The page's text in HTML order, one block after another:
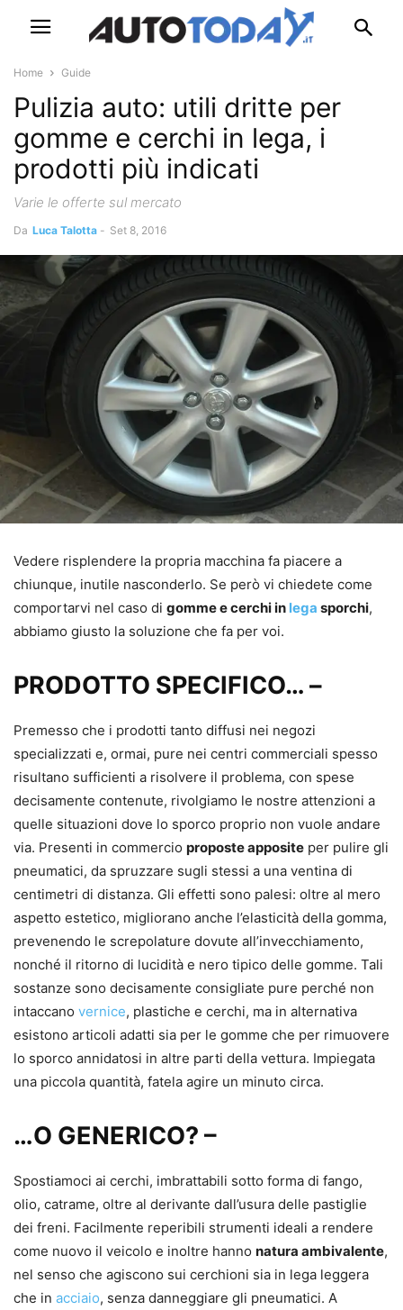
Home Guide
Pulizia auto: utili dritte per
gomme e cerchi in lega, i
prodotti più indicati
Varie le offerte sul mercato
Da Luca Talotta - Set 8, 2016
Vedere risplendere la propria macchina fa piacere a
chiunque, inutile nasconderlo. Se però vi chiedete come
comportarvi nel caso di gomme e cerchi in lega sporchi,
abbiamo giusto la soluzione che fa per voi.
PRODOTTO SPECIFICO… –
Premesso che i prodotti tanto diffusi nei negozi
specializzati e, ormai, pure nei centri commerciali spesso
risultano sufficienti a risolvere il problema, con spese
decisamente contenute, rivolgiamo le nostre attenzioni a
quelle situazioni dove lo sporco proprio non vuole andare
via. Presenti in commercio proposte apposite per pulire gli
pneumatici, da spruzzare sugli stessi a una ventina di
centimetri di distanza. Gli effetti sono palesi: oltre al mero
aspetto estetico, migliorano anche l’elasticità della gomma,
prevenendo le screpolature dovute all’invecchiamento,
nonché il ritorno di lucidità e nero tipico delle gomme. Tali
sostanze sono decisamente consigliate pure perché non
intaccano vernice, plastiche e cerchi, ma in alternativa
esistono articoli adatti sia per le gomme che per rimuovere
lo sporco annidatosi in altre parti della vettura. Impiegata
una piccola quantità, fatela agire un minuto circa.
…O GENERICO? –
Spostiamoci ai cerchi, imbrattabili sotto forma di fango,
olio, catrame, oltre al derivante dall’usura delle pastiglie
dei freni. Facilmente reperibili strumenti ideali a rendere
come nuovo il veicolo e inoltre hanno natura ambivalente,
nel senso che agiscono sui cerchioni sia in lega leggera
che in acciaio, senza danneggiare gli pneumatici. A